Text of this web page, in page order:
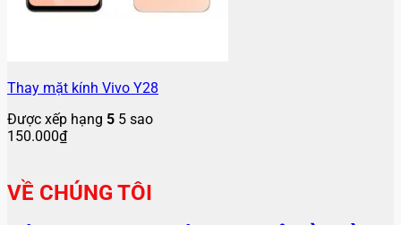
Thay mặt kính Vivo Y28
Được xếp hạng 5 5 sao
150.000₫
VỀ CHÚNG TÔI